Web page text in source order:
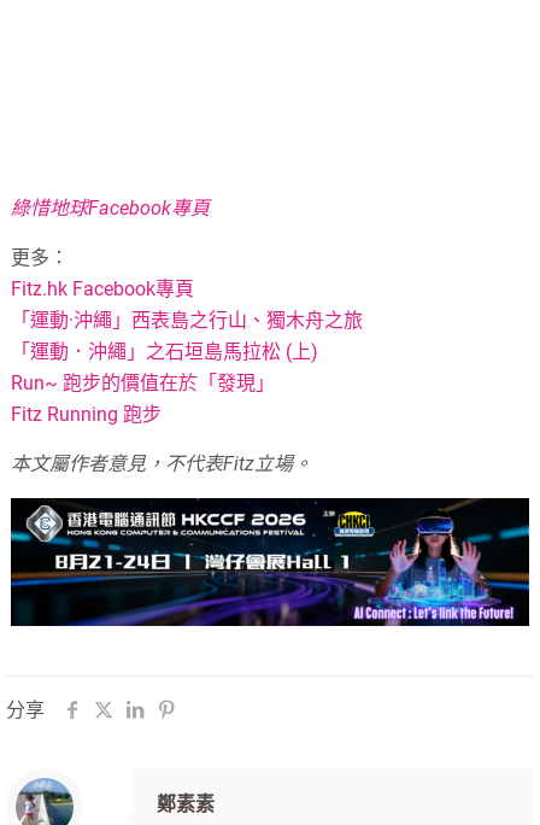
綠惜地球Facebook專頁
更多：
Fitz.hk Facebook專頁
「運動·沖繩」西表島之行山、獨木舟之旅
「運動．沖繩」之石垣島馬拉松 (上)
Run~ 跑步的價值在於「發現」
Fitz Running 跑步
本文屬作者意見，不代表Fitz立場。
分享
鄭素素